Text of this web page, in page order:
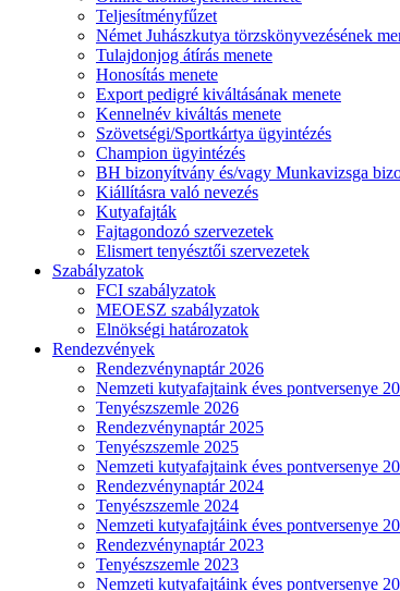
Teljesítményfűzet
Német Juhászkutya törzskönyvezésének
Tulajdonjog átírás menete
Honosítás menete
Export pedigré kiváltásának menete
Kennelnév kiváltás menete
Szövetségi/Sportkártya ügyintézés
Champion ügyintézés
BH bizonyítvány és/vagy Munkavizsga
Kiállításra való nevezés
Kutyafajták
Fajtagondozó szervezetek
Elismert tenyésztői szervezetek
Szabályzatok
FCI szabályzatok
MEOESZ szabályzatok
Elnökségi határozatok
Rendezvények
Rendezvénynaptár 2026
Nemzeti kutyafajtaink éves pontversenye
Tenyészszemle 2026
Rendezvénynaptár 2025
Tenyészszemle 2025
Nemzeti kutyafajtaink éves pontversenye
Rendezvénynaptár 2024
Tenyészszemle 2024
Nemzeti kutyafajtáink éves pontversenye
Rendezvénynaptár 2023
Tenyészszemle 2023
Nemzeti kutyafajtáink éves pontversenye